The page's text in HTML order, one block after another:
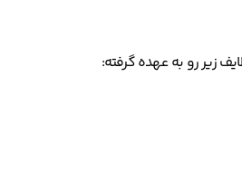
زیر رو به عهده گرفته: